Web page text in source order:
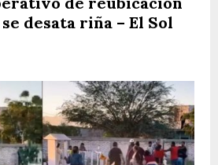
desata riña – El Sol